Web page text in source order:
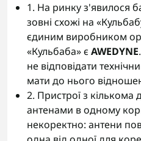
1. На ринку з'явилося
зовні схожі на
єдиним виробником
«Кульбаба» є AWEDYNE
не відповідати
мати до нього
2. Пристрої з кількома
антенами в одному
некоректно: антени